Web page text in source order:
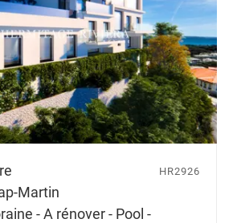
Martin
- A rénover - Pool -
HR2926